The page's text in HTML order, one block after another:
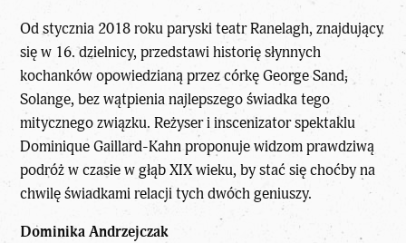
Od stycznia 2018 roku paryski teatr Ranelagh, znajdujący
się w 16. dzielnicy, przedstawi historię słynnych
kochanków opowiedzianą przez córkę George Sand,
Solange, bez wątpienia najlepszego świadka tego
mitycznego związku. Reżyser i inscenizator spektaklu
Dominique Gaillard-Kahn proponuje widzom prawdziwą
podróż w czasie w głąb XIX wieku, by stać się choćby na
chwilę świadkami relacji tych dwóch geniuszy.
Dominika Andrzejczak